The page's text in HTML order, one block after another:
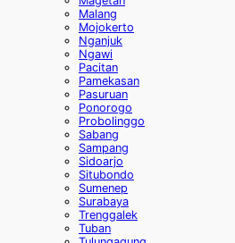
Malang
Mojokerto
Nganjuk
Ngawi
Pacitan
Pamekasan
Pasuruan
Ponorogo
Probolinggo
Sabang
Sampang
Sidoarjo
Situbondo
Sumenep
Surabaya
Trenggalek
Tuban